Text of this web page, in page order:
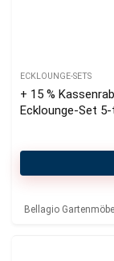
ECKLOUNGE-SETS
+ 15 %
Ecklounge-Set
Bellagio Gartenmöbel